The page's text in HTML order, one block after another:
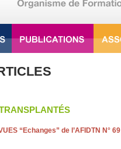
“Echanges” de l’AFIDTN N° 69